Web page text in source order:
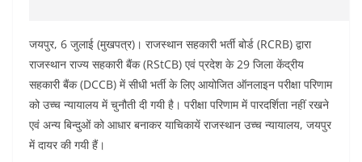
जयपुर, 6 जुलाई (मुखपत्र)। राजस्थान सहकारी भर्ती बोर्ड (RCRB) द्वारा
राजस्थान राज्य सहकारी बैंक (RStCB) एवं प्रदेश के 29 जिला केंद्रीय
सहकारी बैंक (DCCB) में सीधी भर्ती के लिए आयोजित ऑनलाइन परीक्षा परिणाम
को उच्च न्यायालय में चुनौती दी गयी है। परीक्षा परिणाम में पारदर्शिता नहीं रखने
एवं अन्य बिन्दुओं को आधार बनाकर याचिकायें राजस्थान उच्च न्यायालय, जयपुर
में दायर की गयी हैं।